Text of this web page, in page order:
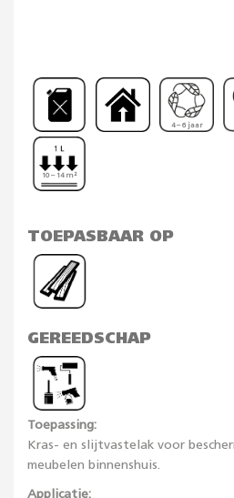
4 – 6 jaar
10 – 14 m²
TOEPASBAAR OP
GEREEDSCHAP
Toepassing:
Kras- en slijtvastelak voor
meubelen binnenshuis.
Applicatie: